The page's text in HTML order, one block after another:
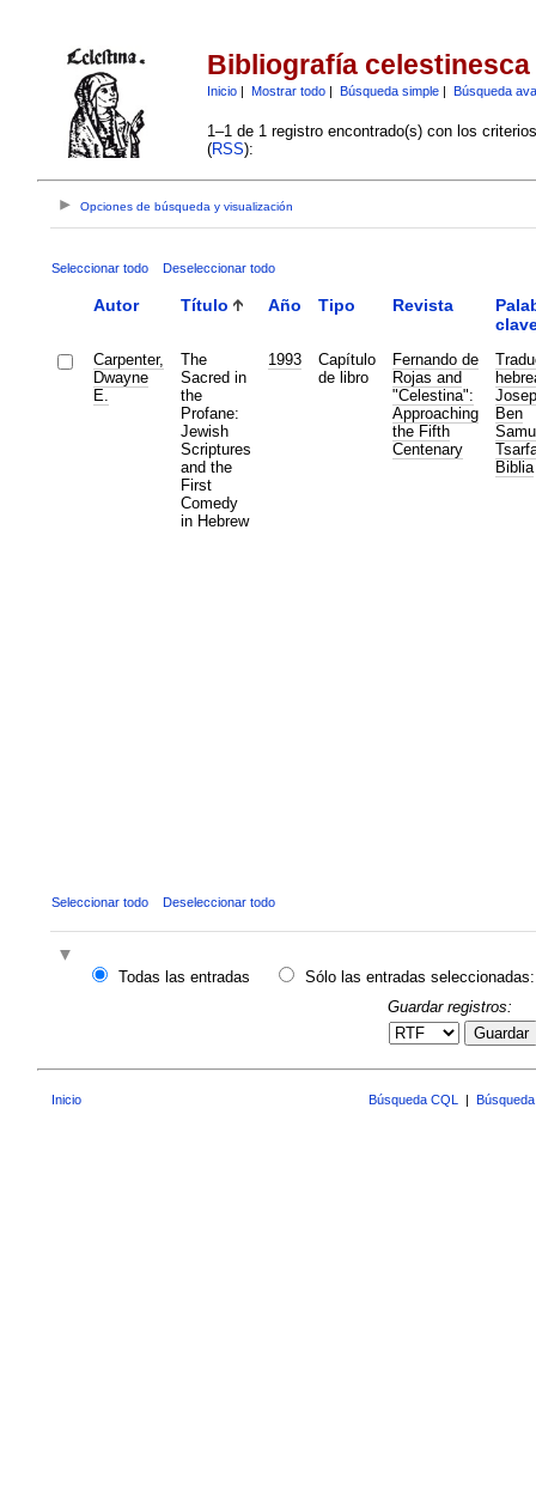
Bibliografía celestinesca
Inicio| Mostrar todo| Búsqueda simple| Búsqueda
1–1 de 1 registro encontrado(s) con los
(RSS):
Opciones de búsqueda y visualización
Seleccionar todo Deseleccionar todo
Autor Título Año Tipo Revista
Carpenter,
Dwayne
E.
The
Sacred in
the
Profane:
Jewish
Scriptures
and the
First
Comedy
in Hebrew
1993
Capítulo
de libro
Fernando de
Rojas and
"Celestina":
Approaching
the Fifth
Centenary
Ben
Biblia
Seleccionar todo Deseleccionar todo
Todas las entradas
Sólo las entradas seleccionadas:
Guardar registros:
Guardar
Inicio Búsqueda CQL